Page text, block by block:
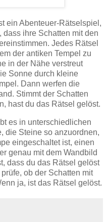
ein Abenteuer-Rätselspiel,
dass ihre Schatten mit den
Jedes Rätsel
der antiken Tempel zu
in der Nähe verstreut
Sonne durch kleine
Dann werfen die
Stimmt der Schatten
hast du das Rätsel gelöst.
es in unterschiedlichen
die Steine so anzuordnen,
eingeschaltet ist, einen
genau mit dem Wandbild
dass du das Rätsel gelöst
ob der Schatten mit
ja, ist das Rätsel gelöst.